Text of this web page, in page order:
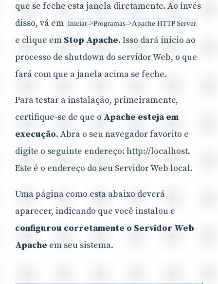
que se feche esta janela diretamente. Ao invés
disso, vá em Iniciar->Programas->Apache HTTP Server
e clique em Stop Apache. Isso dará inicio ao
processo de shutdown do servidor Web, o que
fará com que a janela acima se feche.
Para testar a instalação, primeiramente,
certifique-se de que o Apache esteja em
execução. Abra o seu navegador favorito e
digite o seguinte endereço: http://localhost.
Este é o endereço do seu Servidor Web local.
Uma página como esta abaixo deverá
aparecer, indicando que você instalou e
configurou corretamente o Servidor Web
Apache em seu sistema.